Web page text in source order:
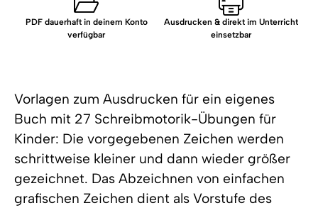
Vorlagen zum Ausdrucken für ein eigenes
Buch mit 27 Schreibmotorik-Übungen für
Kinder: Die vorgegebenen Zeichen werden
schrittweise kleiner und dann wieder größer
gezeichnet. Das Abzeichnen von einfachen
grafischen Zeichen dient als Vorstufe des
PDF dauerhaft in deinem Konto
verfügbar
Ausdrucken & direkt im Unterricht
einsetzbar